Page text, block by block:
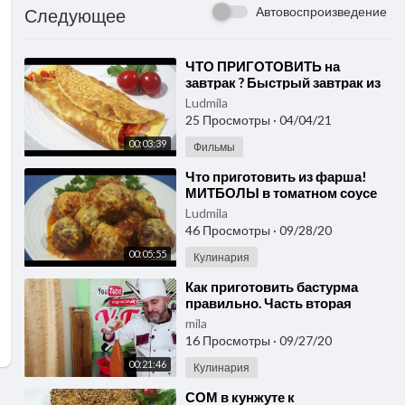
Следующее Автовоспроизведение
00:03:39
⁣ЧТО ПРИГОТОВИТЬ на
завтрак ? Быстрый завтрак из
яиц.
Ludmila
25 Просмотры · 04/04/21
Фильмы
00:05:55
⁣Что приготовить из фарша!
МИТБОЛЫ в томатном соусе
под сырной корочкой!
Ludmila
46 Просмотры · 09/28/20
Кулинария
00:21:46
⁣Как приготовить бастурма
правильно. Часть вторая
mila
16 Просмотры · 09/27/20
Кулинария
⁣СОМ в кунжуте к